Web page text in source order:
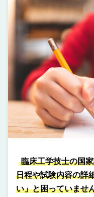
臨床工学技士の国
日程や試験内容の詳
い」と困っていませ